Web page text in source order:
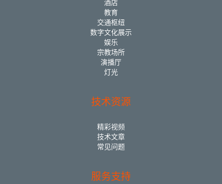
酒店
教育
交通枢纽
数字文化展示
娱乐
宗教场所
演播厅
灯光
技术资源
精彩视频
技术文章
常见问题
服务支持